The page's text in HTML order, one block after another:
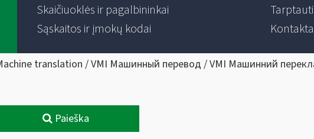
Skaičiuoklės ir pagalbininkai
Sąskaitos ir įmokų kodai
translation / VMI Машинный перевод / VMI Машинний
Paieška